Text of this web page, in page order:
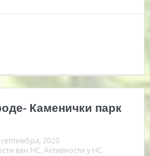
Каменички парк
2020
ван НС, Активности у НС